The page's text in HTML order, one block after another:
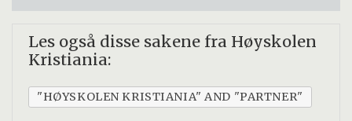
Les også disse sakene fra Høyskolen
Kristiania:
"HØYSKOLEN KRISTIANIA" AND "PARTNER"